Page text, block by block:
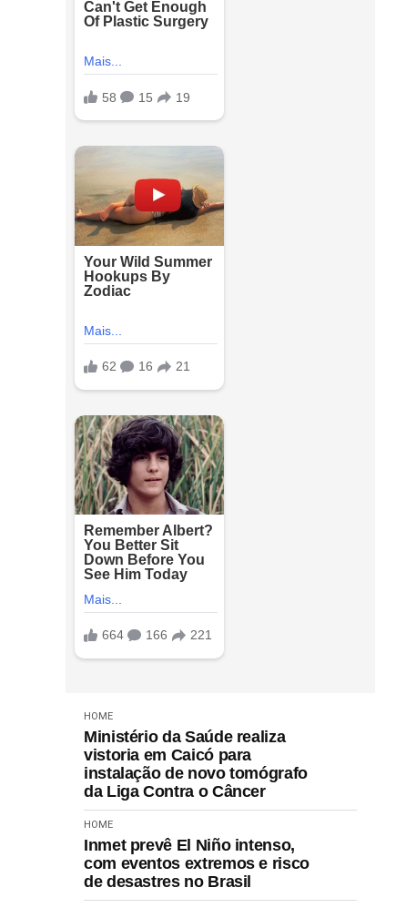
HOME
Ministério da Saúde realiza
vistoria em Caicó para
instalação de novo tomógrafo
da Liga Contra o Câncer
HOME
Inmet prevê El Niño intenso,
com eventos extremos e risco
de desastres no Brasil